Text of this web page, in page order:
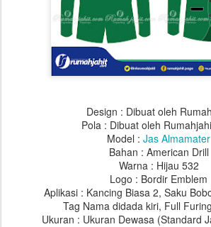
Design : Dibuat oleh
Pola : Dibuat oleh
Model : Jas Almamater
Bahan : American Drill
Warna : Hijau 532
Logo : Bordir Emblem
Aplikasi : Kancing Biasa 2, Saku
Tag Nama didada kiri, Full
Ukuran : Ukuran Dewasa (Standard